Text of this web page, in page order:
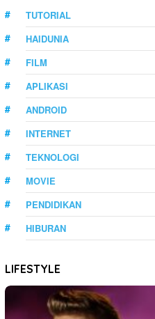
TUTORIAL
HAIDUNIA
FILM
APLIKASI
ANDROID
INTERNET
TEKNOLOGI
MOVIE
PENDIDIKAN
HIBURAN
LIFESTYLE